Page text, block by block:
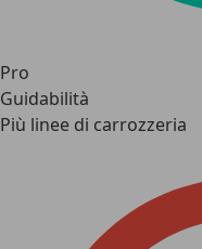
Pro
Guidabilità
Più linee di carrozzeria